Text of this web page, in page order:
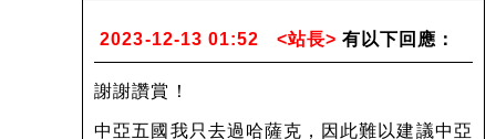
2023-12-13 01:52 <站長> 有以下回應：
謝謝讚賞！
中亞五國我只去過哈薩克，因此難以建議中亞